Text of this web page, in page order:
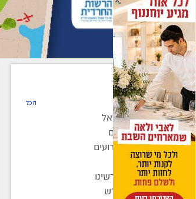
חדשות
רדיו COL הכל
חב"ד בישראל
חב"ד בעולם
כינוסים ואירועים
קהילות
בחצרות קדשינו
שמחות אנ"ש